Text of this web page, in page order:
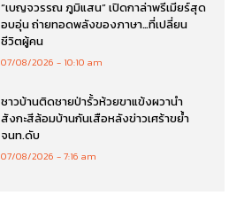
“เบญจวรรณ ภูมิแสน” เปิดกาล่าพรีเมียร์สุด
อบอุ่น ถ่ายทอดพลังของภาษา…ที่เปลี่ยน
ชีวิตผู้คน
07/08/2026 10:10 am
ชาวบ้านติดชายป่ารั้วห้วยขาแข้งผวานำ
สังกะสีล้อมบ้านกันเสือหลังข่าวเศร้าขย้ำ
จนท.ดับ
07/08/2026 7:16 am